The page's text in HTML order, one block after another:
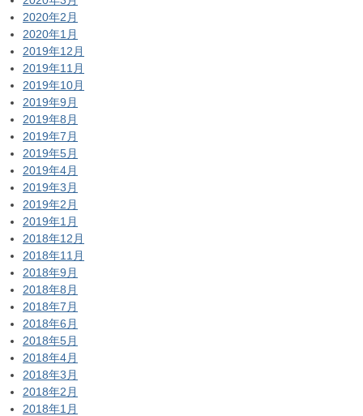
2020年2月
2020年1月
2019年12月
2019年11月
2019年10月
2019年9月
2019年8月
2019年7月
2019年5月
2019年4月
2019年3月
2019年2月
2019年1月
2018年12月
2018年11月
2018年9月
2018年8月
2018年7月
2018年6月
2018年5月
2018年4月
2018年3月
2018年2月
2018年1月